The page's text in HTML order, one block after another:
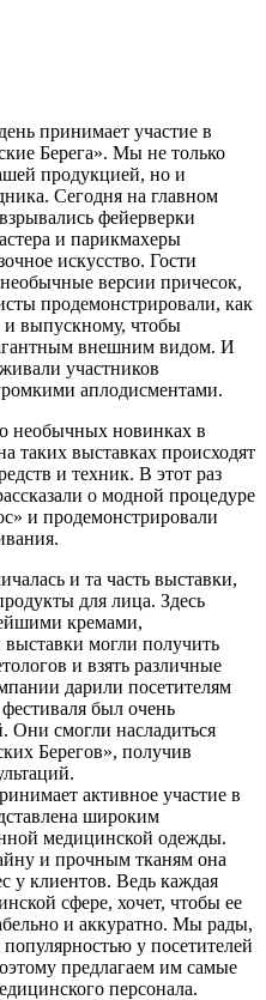
принимает участие в
Берега». Мы не только
продукцией, но и
Сегодня на главном
фейерверки
и парикмахеры
искусство. Гости
версии причесок,
продемонстрировали, как
и выпускному, чтобы
внешним видом. И
участников
аплодисментами.
о необычных новинках в
таких выставках происходят
и техник. В этот раз
о модной процедуре
и продемонстрировали
и та часть выставки,
для лица. Здесь
кремами,
могли получить
и взять различные
дарили посетителям
был очень
Они смогли насладиться
Берегов», получив
активное участие в
широким
медицинской одежды.
и прочным тканям она
у клиентов. Ведь каждая
сфере, хочет, чтобы ее
и аккуратно. Мы рады,
у посетителей
предлагаем им самые
персонала.